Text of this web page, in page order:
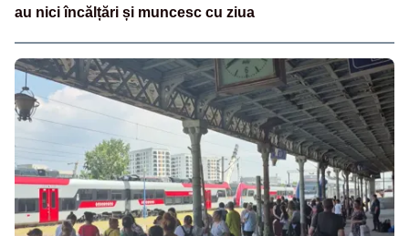
au nici încălțări și muncesc cu ziua